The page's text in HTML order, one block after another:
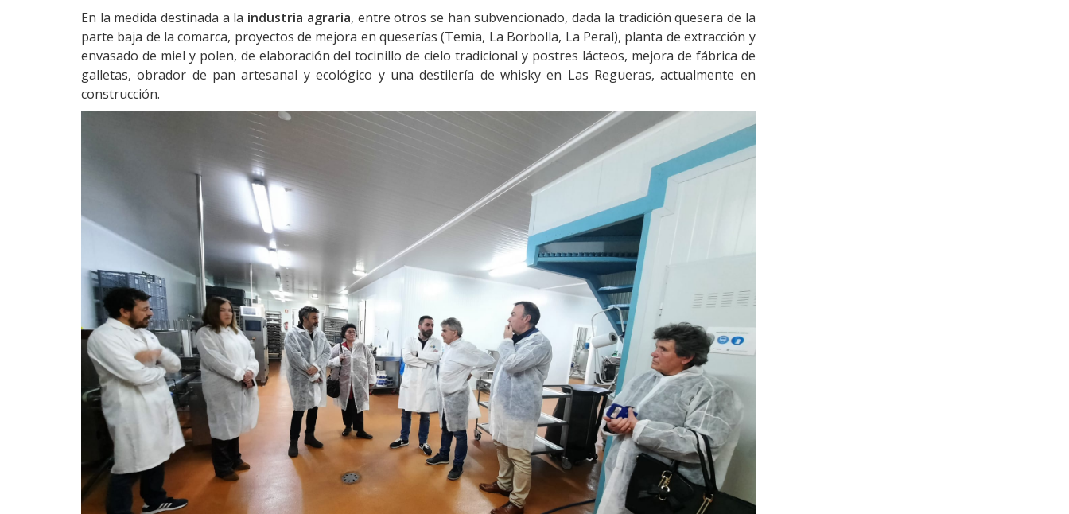
En la medida destinada a la industria agraria, entre otros se han subvencionado, dada la tradición quesera de la
parte baja de la comarca, proyectos de mejora en queserías (Temia, La Borbolla, La Peral), planta de extracción y
envasado de miel y polen, de elaboración del tocinillo de cielo tradicional y postres lácteos, mejora de fábrica de
galletas, obrador de pan artesanal y ecológico y una destilería de whisky en Las Regueras, actualmente en
construcción.